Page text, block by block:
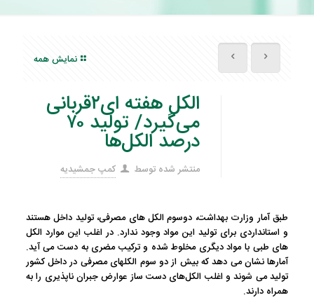
نمایش همه
الکل هفته ای۲قربانی
می‌گیرد/ تولید ۷۰
درصد الکل‌ها
منتشر شده توسط کمپ جمشیدیه
طبق آمار وزارت بهداشت، دوسوم الکل های مصرفی، تولید داخل هستند
و استانداردی برای تولید این مواد وجود ندارد. در اغلب این موارد الکل
های طبی با مواد دیگری مخلوط شده و ترکیب مضری به دست می آید.
آمارها نشان می دهد که بیش از دو سوم الکلهای مصرفی در داخل کشور
تولید می شوند و اغلب الکل‌های دست ساز عوارض جبران ناپذیری را به
همراه دارند.